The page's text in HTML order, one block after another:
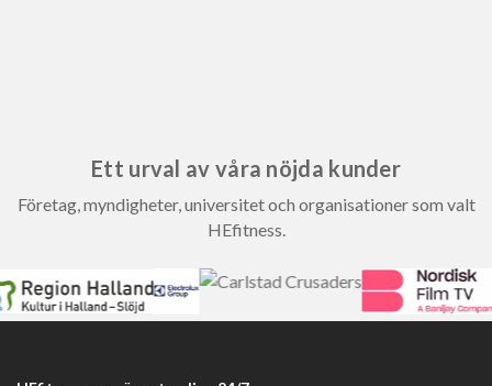
Ett urval av våra nöjda kunder
Företag, myndigheter, universitet och organisationer som valt
HEfitness.